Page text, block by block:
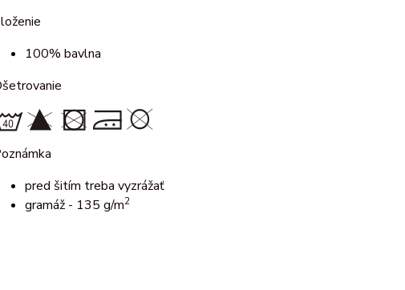
100% bavlna
pred šitím treba vyzrážať
gramáž - 135 g/m2